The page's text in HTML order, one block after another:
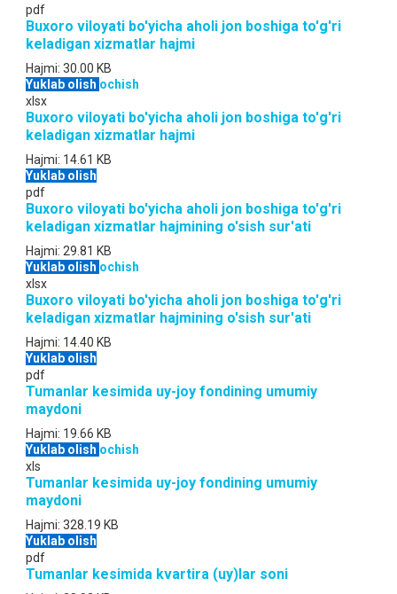
pdf
Buxoro viloyati bo'yicha aholi jon boshiga to'g'ri
keladigan xizmatlar hajmi
Hajmi: 30.00 KB
Yuklab olish ochish
xlsx
Buxoro viloyati bo'yicha aholi jon boshiga to'g'ri
keladigan xizmatlar hajmi
Hajmi: 14.61 KB
Yuklab olish
pdf
Buxoro viloyati bo'yicha aholi jon boshiga to'g'ri
keladigan xizmatlar hajmining o'sish sur'ati
Hajmi: 29.81 KB
Yuklab olish ochish
xlsx
Buxoro viloyati bo'yicha aholi jon boshiga to'g'ri
keladigan xizmatlar hajmining o'sish sur'ati
Hajmi: 14.40 KB
Yuklab olish
pdf
Tumanlar kesimida uy-joy fondining umumiy
maydoni
Hajmi: 19.66 KB
Yuklab olish ochish
xls
Tumanlar kesimida uy-joy fondining umumiy
maydoni
Hajmi: 328.19 KB
Yuklab olish
pdf
Tumanlar kesimida kvartira (uy)lar soni